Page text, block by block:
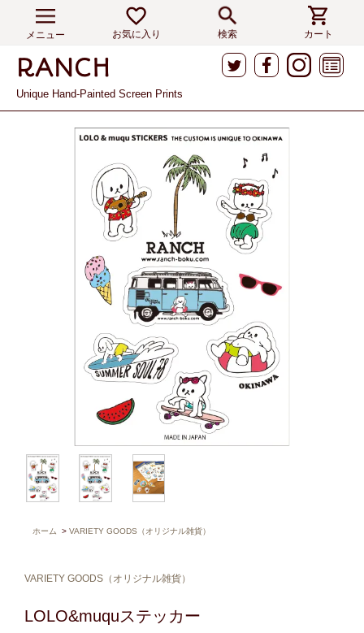
メニュー お気に入り 検索 カート
Unique Hand-Painted Screen Prints
ホーム > VARIETY GOODS（オリジナル雑貨）
VARIETY GOODS（オリジナル雑貨）
LOLO&muquステッカー